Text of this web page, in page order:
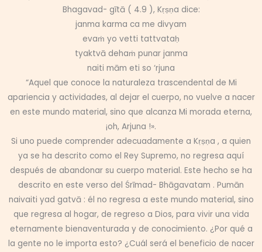
Bhagavad- gītā ( 4.9 ), Kṛṣṇa dice:
janma karma ca me divyam
evaṁ yo vetti tattvataḥ
tyaktvā dehaṁ punar janma
naiti mām eti so ‘rjuna
“Aquel que conoce la naturaleza trascendental de Mi
apariencia y actividades, al dejar el cuerpo, no vuelve a nacer
en este mundo material, sino que alcanza Mi morada eterna,
¡oh, Arjuna !».
Si uno puede comprender adecuadamente a Kṛṣṇa , a quien
ya se ha descrito como el Rey Supremo, no regresa aquí
después de abandonar su cuerpo material. Este hecho se ha
descrito en este verso del Śrīmad- Bhāgavatam . Pumān
naivaiti yad gatvā : él no regresa a este mundo material, sino
que regresa al hogar, de regreso a Dios, para vivir una vida
eternamente bienaventurada y de conocimiento. ¿Por qué a
la gente no le importa esto? ¿Cuál será el beneficio de nacer